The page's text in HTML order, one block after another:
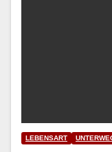
LEBENSART